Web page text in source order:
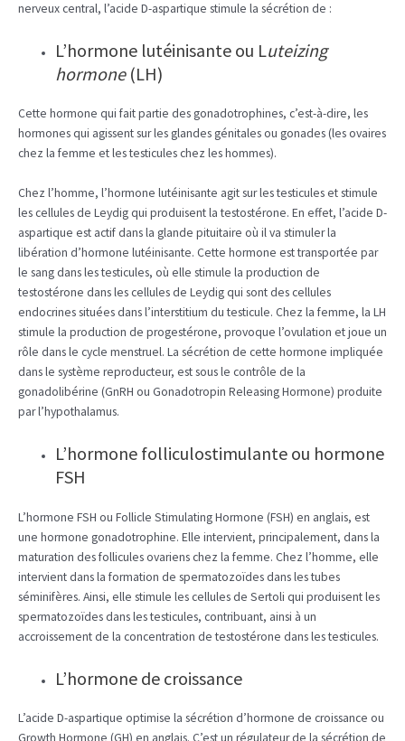
nerveux central, l’acide D-aspartique stimule la sécrétion de :
L’hormone lutéinisante ou Luteizing
hormone(LH)
Cette hormone qui fait partie des gonadotrophines, c’est-à-dire, les
hormones qui agissent sur les glandes génitales ou gonades (les ovaires
chez la femme et les testicules chez les hommes).
Chez l’homme, l’hormone lutéinisante agit sur les testicules et stimule
les cellules de Leydig qui produisent la testostérone. En effet, l’acide D-
aspartique est actif dans la glande pituitaire où il va stimuler la
libération d’hormone lutéinisante. Cette hormone est transportée par
le sang dans les testicules, où elle stimule la production de
testostérone dans les cellules de Leydig qui sont des cellules
endocrines situées dans l’interstitium du testicule. Chez la femme, la LH
stimule la production de progestérone, provoque l’ovulation et joue un
rôle dans le cycle menstruel. La sécrétion de cette hormone impliquée
dans le système reproducteur, est sous le contrôle de la
gonadolibérine (GnRH ou Gonadotropin Releasing Hormone) produite
par l’hypothalamus.
L’hormone folliculostimulante ou hormone
FSH
L’hormone FSH ou Follicle Stimulating Hormone (FSH) en anglais, est
une hormone gonadotrophine. Elle intervient, principalement, dans la
maturation des follicules ovariens chez la femme. Chez l’homme, elle
intervient dans la formation de spermatozoïdes dans les tubes
séminifères. Ainsi, elle stimule les cellules de Sertoli qui produisent les
spermatozoïdes dans les testicules, contribuant, ainsi à un
accroissement de la concentration de testostérone dans les testicules.
L’hormone de croissance
L’acide D-aspartique optimise la sécrétion d’hormone de croissance ou
Growth Hormone (GH) en anglais. C’est un régulateur de la sécrétion de